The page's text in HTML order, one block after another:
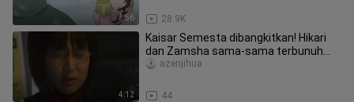
3:56 28.9K
4:12
Kaisar Semesta dibangkitkan! Hikari
dan Zamsha sama-sama terbunuh
dalam satu pukulan, bagaimana Mebi
44
azenjihua